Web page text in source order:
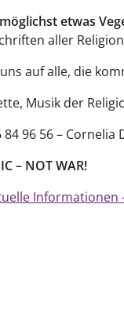
möglichst etwas
aller
auf alle, die
Musik der
84 96 56 – Cornelia
– NOT WAR!
Informationen